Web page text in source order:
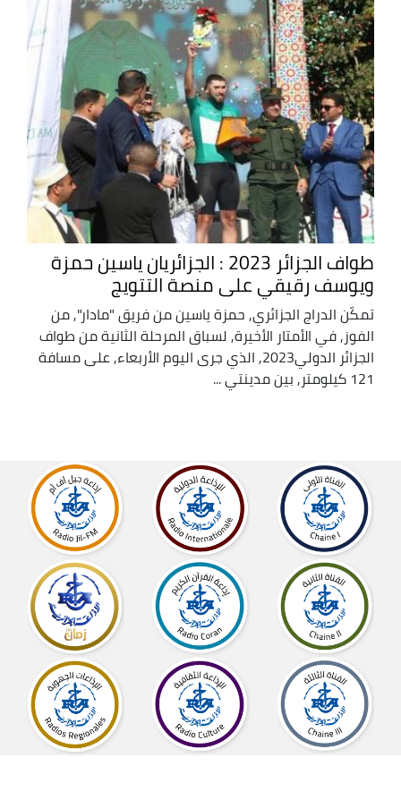
طواف الجزائر 2023 : الجزائريان ياسين حمزة
ويوسف رقيقي على منصة التتويج
تمكّن الدراج الجزائري, حمزة ياسين من فريق "مادار", من
الفوز, في الأمتار الأخيرة, لسباق المرحلة الثانية من طواف
الجزائر الدولي2023, الذي جرى اليوم الأربعاء, على مسافة
121 كيلومتر, بين مدينتي ...